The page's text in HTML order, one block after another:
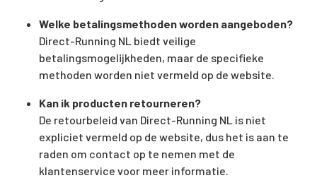
Welke betalingsmethoden worden aangeboden?
Direct-Running NL biedt veilige
betalingsmogelijkheden, maar de specifieke
methoden worden niet vermeld op de website.
Kan ik producten retourneren?
De retourbeleid van Direct-Running NL is niet
expliciet vermeld op de website, dus het is aan te
raden om contact op te nemen met de
klantenservice voor meer informatie.